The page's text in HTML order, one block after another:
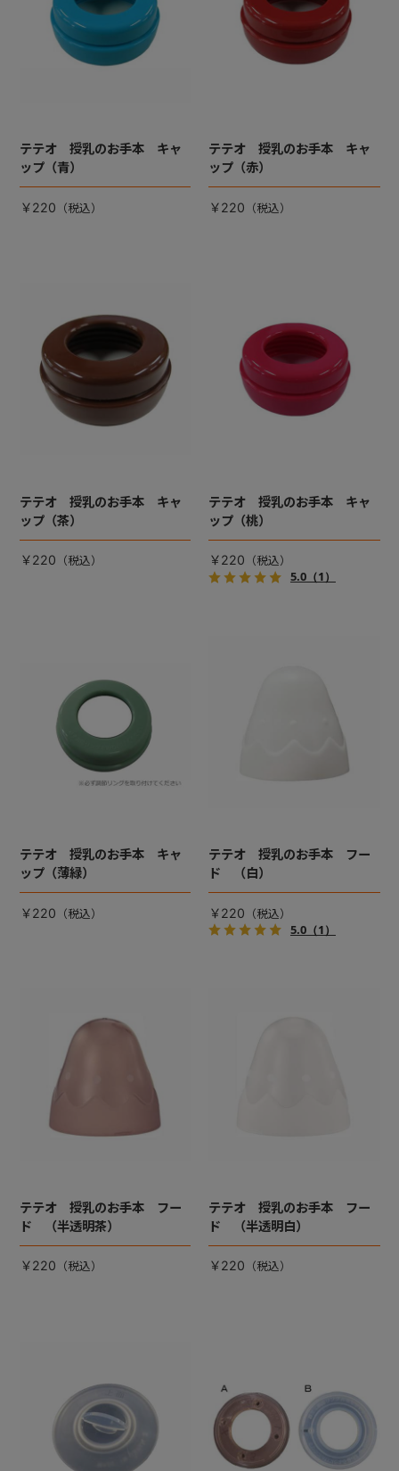
テテオ 授乳のお手本 キャ
ップ（青）
￥220
テテオ 授乳のお手本 キャ
ップ（赤）
￥220
テテオ 授乳のお手本 キャ
ップ（茶）
￥220
テテオ 授乳のお手本 キャ
ップ（桃）
￥220
5.0（1）
テテオ 授乳のお手本 キャ
ップ（薄緑）
￥220
テテオ 授乳のお手本 フー
ド （白）
￥220
5.0（1）
テテオ 授乳のお手本 フー
ド （半透明茶）
￥220
テテオ 授乳のお手本 フー
ド （半透明白）
￥220